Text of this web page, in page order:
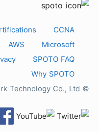
CCNA
AWS
Microsoft
SPOTO FAQ
Why SPOTO
© Fuzhou SPOTO Network Technology Co., Ltd